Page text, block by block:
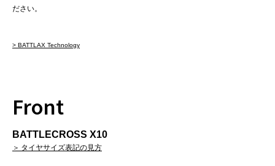
ださい。
> BATTLAX Technology
Front
BATTLECROSS X10
＞ タイヤサイズ表記の見方